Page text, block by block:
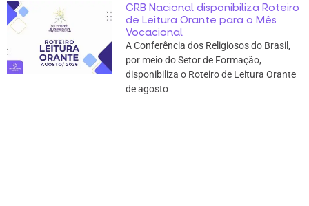
CRB Nacional disponibiliza Roteiro
de Leitura Orante para o Mês
Vocacional
A Conferência dos Religiosos do Brasil,
por meio do Setor de Formação,
disponibiliza o Roteiro de Leitura Orante
de agosto